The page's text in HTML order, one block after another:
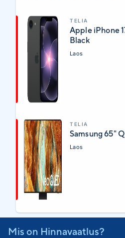
TELIA
Apple iPhone
Black
Laos
TELIA
Samsung 65"
Laos
Mis on Hinnavaatlus?